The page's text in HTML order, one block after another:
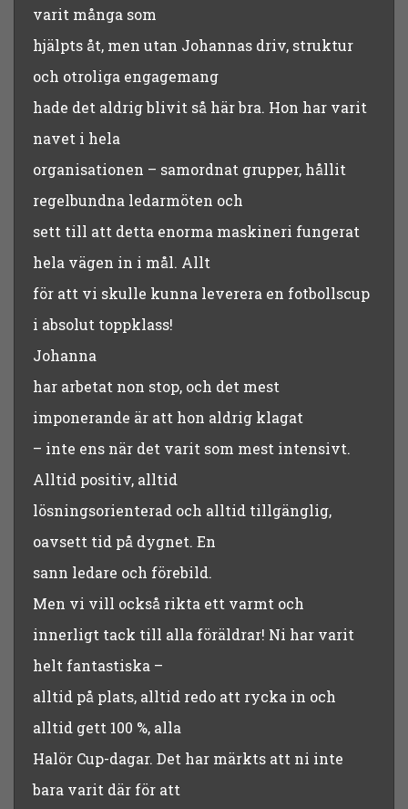
varit många som
hjälpts åt, men utan Johannas driv, struktur
och otroliga engagemang
hade det aldrig blivit så här bra. Hon har varit
navet i hela
organisationen – samordnat grupper, hållit
regelbundna ledarmöten och
sett till att detta enorma maskineri fungerat
hela vägen in i mål. Allt
för att vi skulle kunna leverera en fotbollscup
i absolut toppklass!
Johanna
har arbetat non stop, och det mest
imponerande är att hon aldrig klagat
– inte ens när det varit som mest intensivt.
Alltid positiv, alltid
lösningsorienterad och alltid tillgänglig,
oavsett tid på dygnet. En
sann ledare och förebild.
Men vi vill också rikta ett varmt och
innerligt tack till alla föräldrar! Ni har varit
helt fantastiska –
alltid på plats, alltid redo att rycka in och
alltid gett 100 %, alla
Halör Cup-dagar. Det har märkts att ni inte
bara varit där för att